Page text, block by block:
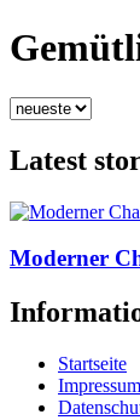
Latest
Moderner
Startseite
Impressum